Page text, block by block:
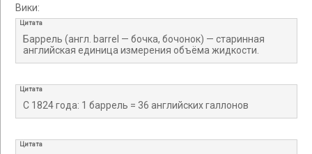
Вики:
Цитата
Баррель (англ. barrel — бочка, бочонок) — старинная
английская единица измерения объёма жидкости.
Цитата
С 1824 года: 1 баррель = 36 английских галлонов
Цитата